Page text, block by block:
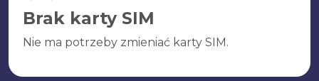
Brak karty SIM
Nie ma potrzeby zmieniać karty SIM.